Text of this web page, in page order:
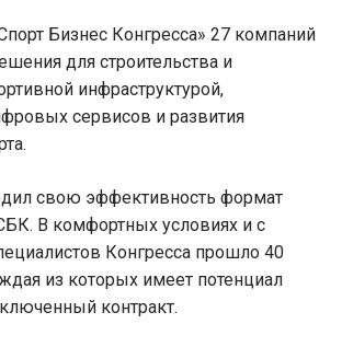
Бизнес Конгресса» 27 компаний
для строительства и
инфраструктурой,
сервисов и развития
свою эффективность формат
В комфортных условиях и с
Конгресса прошло 40
из которых имеет потенциал
контракт.